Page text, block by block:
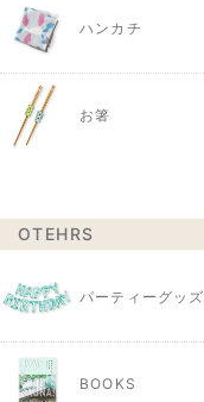
ハンカチ
お箸
OTEHRS
パーティーグッズ
BOOKS